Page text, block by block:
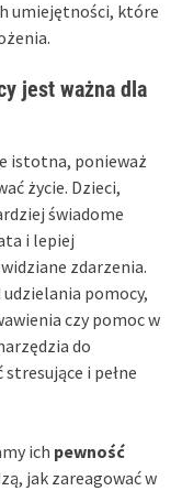
umiejętności, które
jest ważna dla
istotna, ponieważ
życie. Dzieci,
świadome
i lepiej
zdarzenia.
pomocy,
czy pomoc w
do
i pełne
ich pewność
jak zareagować w